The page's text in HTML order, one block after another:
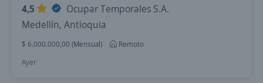
4,5
Ocupar Temporales S.A.
Medellín, Antioquia
$ 6.000.000,00 (Mensual)
Remoto
Ayer